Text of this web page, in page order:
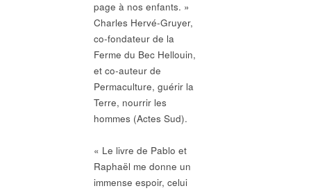
page à nos enfants. »
Charles Hervé-Gruyer,
co-fondateur de la
Ferme du Bec Hellouin,
et co-auteur de
Permaculture, guérir la
Terre, nourrir les
hommes (Actes Sud).
« Le livre de Pablo et
Raphaël me donne un
immense espoir, celui